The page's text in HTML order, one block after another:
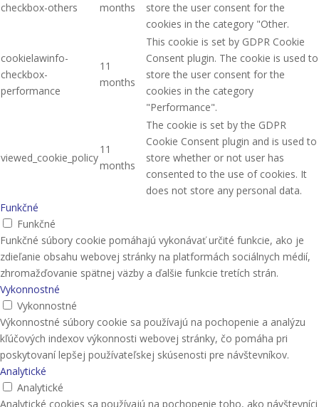
checkbox-others
months
store the user consent for the
cookies in the category "Other.
cookielawinfo-
checkbox-
performance
11
months
This cookie is set by GDPR Cookie
Consent plugin. The cookie is used to
store the user consent for the
cookies in the category
"Performance".
viewed_cookie_policy
11
months
The cookie is set by the GDPR
Cookie Consent plugin and is used to
store whether or not user has
consented to the use of cookies. It
does not store any personal data.
Funkčné
Funkčné
Funkčné súbory cookie pomáhajú vykonávať určité funkcie, ako je
zdieľanie obsahu webovej stránky na platformách sociálnych médií,
zhromažďovanie spätnej väzby a ďalšie funkcie tretích strán.
Vykonnostné
Vykonnostné
Výkonnostné súbory cookie sa používajú na pochopenie a analýzu
kľúčových indexov výkonnosti webovej stránky, čo pomáha pri
poskytovaní lepšej používateľskej skúsenosti pre návštevníkov.
Analytické
Analytické
Analytické cookies sa používajú na pochopenie toho, ako návštevníci